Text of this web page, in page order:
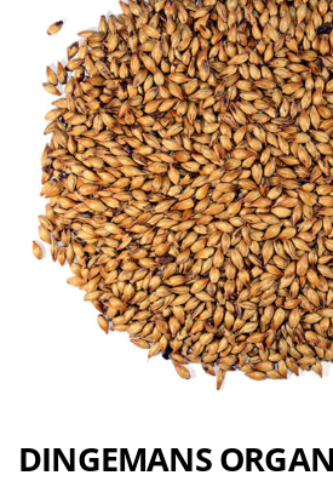
DINGEMANS